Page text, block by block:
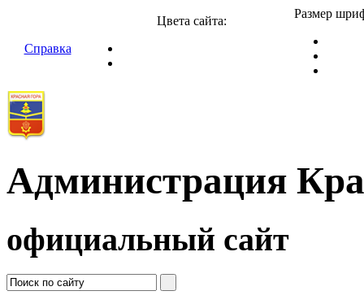
Справка
Цвета сайта:
Размер
Администрация
официальный сайт